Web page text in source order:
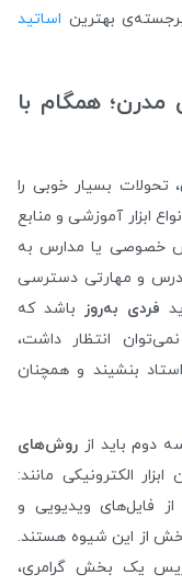
بهترین اساتید
همگام با
بسیار خوبی را
ابزار آموزشی و منابع
خصوصی یا مدارس به
درس و مهارتی دسترسی
فردی به‌روز باشد که
انتظار داشت،
بنشیند و همچنان
دوم باید از روش‌های
الکترونیکی مانند:
از فایل‌های ویدیویی و
از این شیوه هستند.
یک بخش گرامری،